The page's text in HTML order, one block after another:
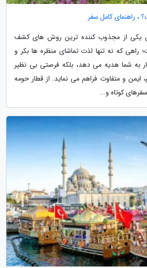
راهنمای کامل سفر
یکی از مجذوب کننده ترین روش های کشف
راهی که نه تنها لذت تماشای منظره ها بکر و
به شما هدیه می دهد، بلکه فرصتی بی نظیر
ایمن و متفاوت فراهم می نماید. از قطار حومه
کوتاه و...